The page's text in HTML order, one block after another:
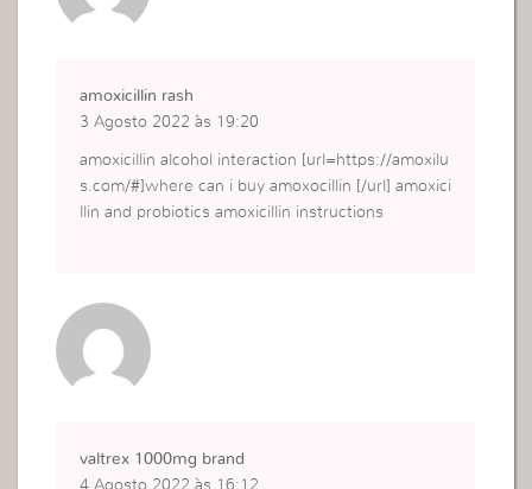
amoxicillin rash
3 Agosto 2022 às 19:20
amoxicillin alcohol interaction [url=https://amoxilu
s.com/#]where can i buy amoxocillin [/url] amoxici
llin and probiotics amoxicillin instructions
valtrex 1000mg brand
4 Agosto 2022 às 16:12